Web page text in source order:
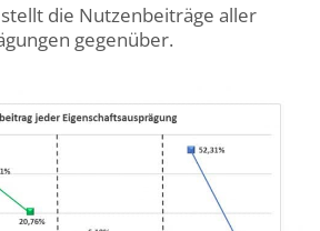
die Nutzenbeiträge aller
gegenüber.